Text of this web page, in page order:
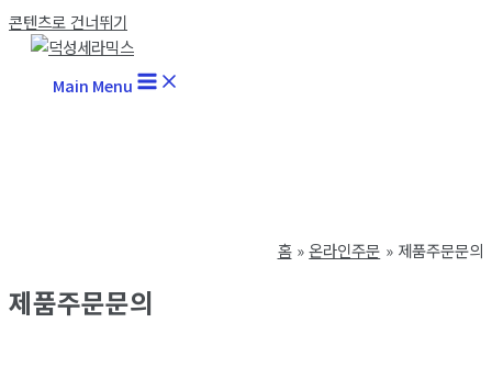
콘텐츠로 건너뛰기
Main Menu
홈 온라인주문 제품주문문의
제품주문문의